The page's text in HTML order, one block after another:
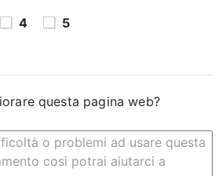
4 5
questa pagina web?